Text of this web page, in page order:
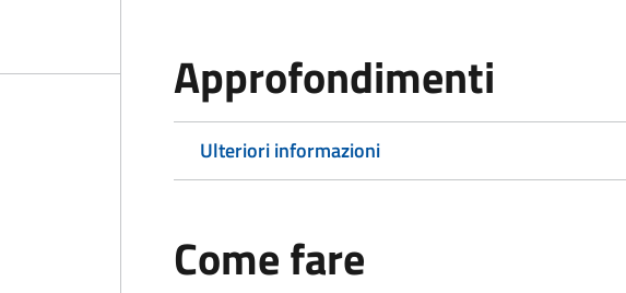
Approfondimenti
Ulteriori informazioni
Come fare